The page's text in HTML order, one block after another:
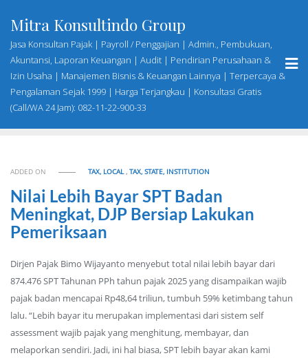
content
Mitra Konsultindo Group
Jasa Konsultan Pajak | Payroll / Penggajian | Admin., Pembukuan,
Akuntansi, Laporan Keuangan | Audit | Pendirian Perusahaan &
Izin Usaha | Manajemen Bisnis & Keuangan Lainnya | Terpercaya &
Pengalaman Sejak 1999 | Harga Terjangkau | Konsultasi Gratis
(Call/WA 24 Jam): 082-11-22-900-33
ADDED ON TAX, LOCAL,TAX, STATE, INSTITUTION
Nilai Lebih Bayar SPT Badan
Meningkat, DJP Bersiap Lakukan
Pemeriksaan
Dirjen Pajak Bimo Wijayanto menyebut total nilai lebih bayar dari
874.476 SPT Tahunan PPh tahun pajak 2025 yang disampaikan wajib
pajak badan mencapai Rp48,64 triliun, tumbuh 59% ketimbang tahun
lalu. “Lebih bayar itu merupakan implementasi dari sistem self
assessment wajib pajak yang menghitung, membayar, dan
melaporkan sendiri. Jadi, ini hal biasa, SPT lebih bayar akan kami